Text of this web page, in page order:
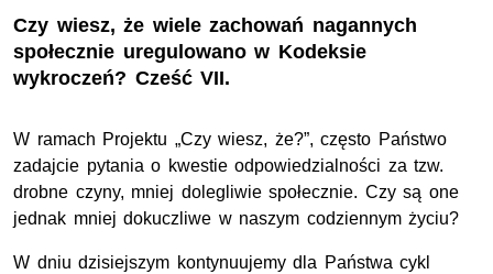
Czy wiesz, że wiele zachowań nagannych
społecznie uregulowano w Kodeksie
wykroczeń? Cześć VII.
W ramach Projektu „Czy wiesz, że?”, często Państwo
zadajcie pytania o kwestie odpowiedzialności za tzw.
drobne czyny, mniej dolegliwie społecznie. Czy są one
jednak mniej dokuczliwe w naszym codziennym życiu?
W dniu dzisiejszym kontynuujemy dla Państwa cykl